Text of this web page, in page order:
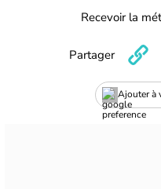
Recevoir la
Ajouter à
Partager